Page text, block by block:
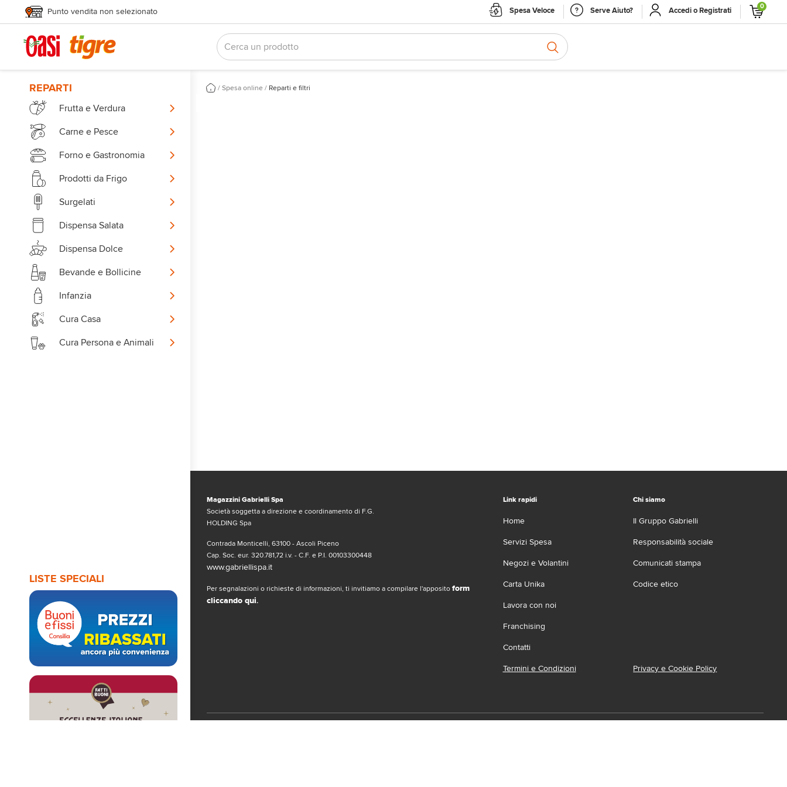
Punto vendita non selezionato Spesa Veloce Serve Aiuto? Accedi o Registrati 0
REPARTI
Frutta e Verdura
Carne e Pesce
Forno e Gastronomia
Prodotti da Frigo
Surgelati
Dispensa Salata
Dispensa Dolce
Bevande e Bollicine
Infanzia
Cura Casa
Cura Persona e Animali
LISTE SPECIALI
/ Spesa online / Reparti e filtri
Magazzini Gabrielli Spa
Società soggetta a direzione e coordinamento di F.G.
HOLDING Spa
Contrada Monticelli, 63100 - Ascoli Piceno
Cap. Soc. eur. 320.781,72 i.v. - C.F. e P.I. 00103300448
www.gabriellispa.it
Per segnalazioni o richieste di informazioni, ti invitiamo a compilare l'apposito form
cliccando qui.
Link rapidi
Home
Servizi Spesa
Negozi e Volantini
Carta Unika
Lavora con noi
Franchising
Contatti
Chi siamo
Il Gruppo Gabrielli
Responsabilità sociale
Comunicati stampa
Codice etico
Termini e Condizioni Privacy e Cookie Policy